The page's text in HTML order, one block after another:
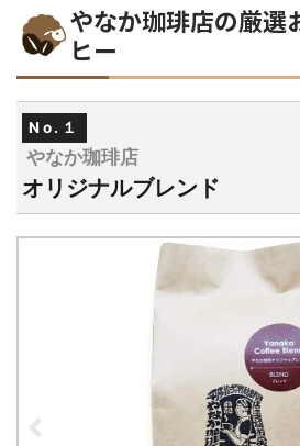
やなか珈琲店
12
やなか珈琲店の厳選
ヒー
No.１
やなか珈琲店
オリジナルブレンド